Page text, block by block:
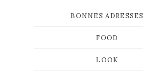
BONNES ADRESSES
FOOD
LOOK